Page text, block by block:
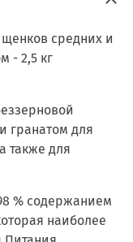
щенков средних и
- 2,5 кг
гранатом для
также для
% содержанием
наиболее